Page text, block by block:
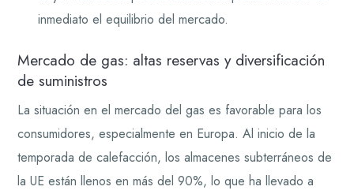
inmediato el equilibrio del mercado.
Mercado de gas: altas reservas y diversificación
de suministros
La situación en el mercado del gas es favorable para los
consumidores, especialmente en Europa. Al inicio de la
temporada de calefacción, los almacenes subterráneos de
la UE están llenos en más del 90%, lo que ha llevado a